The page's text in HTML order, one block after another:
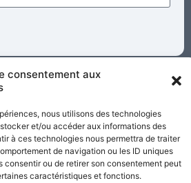
consentement aux
nous utilisons des technologies
et/ou accéder aux informations des
à ces technologies nous permettra de traiter
de navigation ou les ID uniques
consentir ou de retirer son consentement peut
caractéristiques et fonctions.
81 56 00
Nous contacter
Nos
partenaires
Mentions
légales